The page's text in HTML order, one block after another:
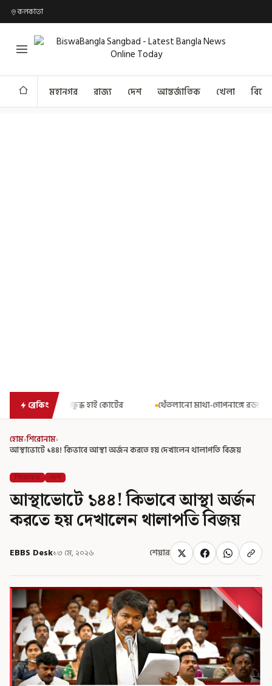
কলকাতা
মহানগর রাজ্য দেশ আন্তর্জাতিক খেলা
ব্রেকিং থেঁতলানো মাথা-গোপনাঙ্গে রড! বিজেপিশাসিত অসমে
হোম›শিরোনাম›
আস্থাভোটে ১৪৪! কিভাবে আস্থা অর্জন করতে হয় দেখালেন থালাপতি বিজয়
শিরোনাম দেশ
আস্থাভোটে ১৪৪! কিভাবে আস্থা অর্জন
করতে হয় দেখালেন থালাপতি বিজয়
EBBS Desk১৩ মে, ২০২৬ শেয়ার